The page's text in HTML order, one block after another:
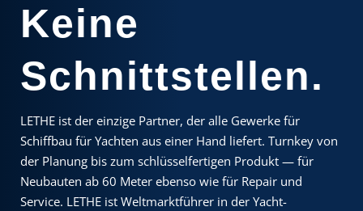
Keine
Schnittstellen.
LETHE ist der einzige Partner, der alle Gewerke für
Schiffbau für Yachten aus einer Hand liefert. Turnkey von
der Planung bis zum schlüsselfertigen Produkt — für
Neubauten ab 60 Meter ebenso wie für Repair und
Service. LETHE ist Weltmarktführer in der Yacht-